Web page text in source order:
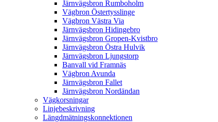
Järnvägsbron Rumboholm
Vägbron Östertysslinge
Vägbron Västra Via
Järnvägsbron Hidingebro
Järnvägsbron Gropen-Kvistbro
Järnvägsbron Östra Hulvik
Järnvägsbron Ljungstorp
Banvall vid Framnäs
Vägbron Avunda
Järnvägsbron Fallet
Järnvägsbron Nordändan
Vägkorsningar
Linjebeskrivning
Längdmätningskonnektionen